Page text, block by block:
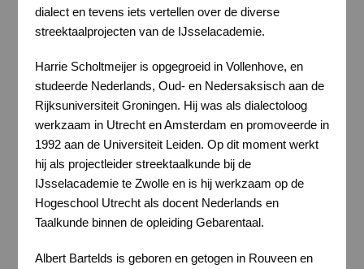
dialect en tevens iets vertellen over de diverse
streektaalprojecten van de IJsselacademie.
Harrie Scholtmeijer is opgegroeid in Vollenhove, en
studeerde Nederlands, Oud- en Nedersaksisch aan de
Rijksuniversiteit Groningen. Hij was als dialectoloog
werkzaam in Utrecht en Amsterdam en promoveerde in
1992 aan de Universiteit Leiden. Op dit moment werkt
hij als projectleider streektaalkunde bij de
IJsselacademie te Zwolle en is hij werkzaam op de
Hogeschool Utrecht als docent Nederlands en
Taalkunde binnen de opleiding Gebarentaal.
Albert Bartelds is geboren en getogen in Rouveen en